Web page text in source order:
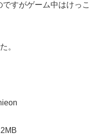
すがゲーム中はけっこ
。